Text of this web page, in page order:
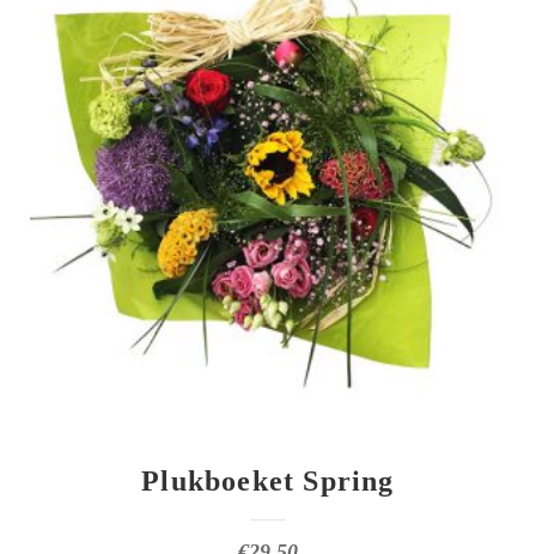
Plukboeket Spring